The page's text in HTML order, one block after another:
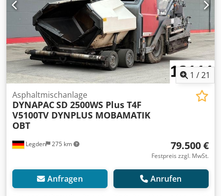
1 /21
Legden 275 km
Asphaltmischanlage
DYNAPACSD 2500WS Plus T4F
V5100TV DYNPLUS MOBAMATIK
OBT
79.500 €
Festpreis zzgl. MwSt.
Anfragen Anrufen